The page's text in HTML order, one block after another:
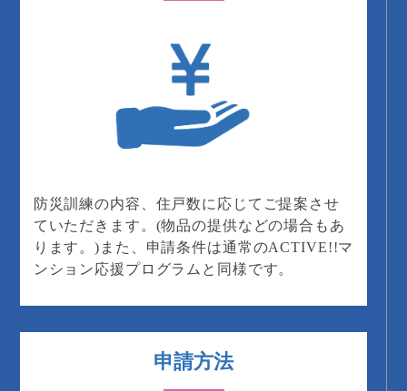
防災訓練の内容、住戸数に応じてご提案させ
ていただきます。(物品の提供などの場合もあ
ります。)また、申請条件は通常のACTIVE!!マ
ンション応援プログラムと同様です。
申請方法